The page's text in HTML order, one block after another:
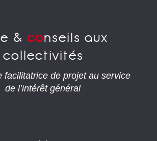
& conseils aux
collectivités
facilitatrice de projet au service
de l’intérêt général